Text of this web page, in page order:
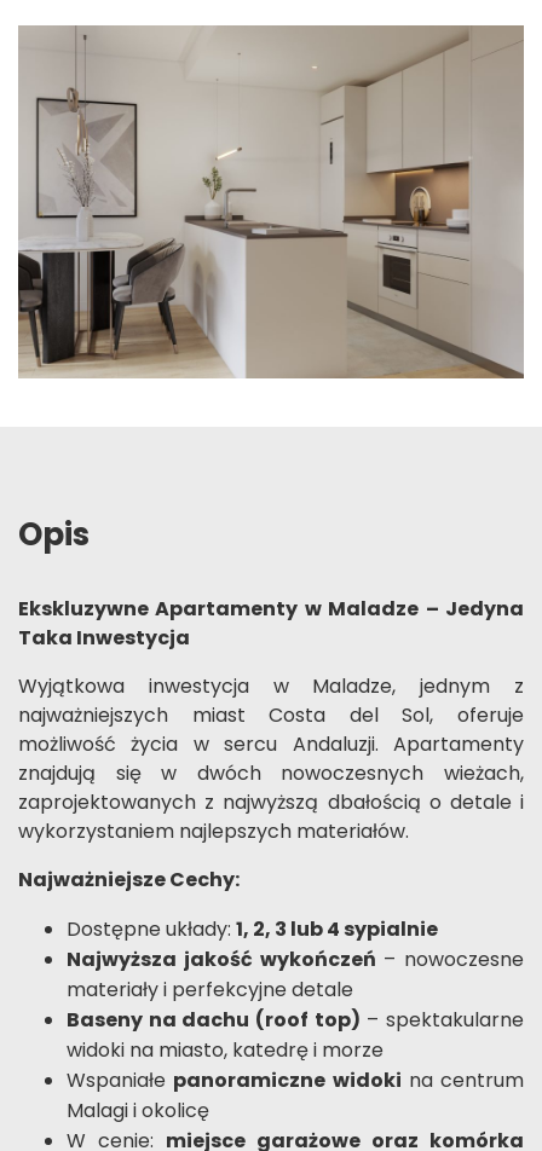
Opis
Ekskluzywne Apartamenty w Maladze – Jedyna
Taka Inwestycja
Wyjątkowa inwestycja w Maladze, jednym z
najważniejszych miast Costa del Sol, oferuje
możliwość życia w sercu Andaluzji. Apartamenty
znajdują się w dwóch nowoczesnych wieżach,
zaprojektowanych z najwyższą dbałością o detale i
wykorzystaniem najlepszych materiałów.
Najważniejsze Cechy:
Dostępne układy: 1, 2, 3 lub 4 sypialnie
Najwyższa jakość wykończeń – nowoczesne
materiały i perfekcyjne detale
Baseny na dachu (roof top) – spektakularne
widoki na miasto, katedrę i morze
Wspaniałe panoramiczne widoki na centrum
Malagi i okolicę
W cenie: miejsce garażowe oraz komórka